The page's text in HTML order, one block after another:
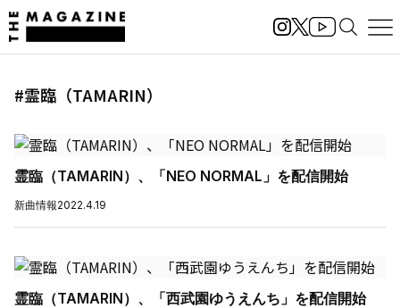
#霊臨（TAMARIN）
霊臨（TAMARIN）、「NEO NORMAL」を配信開始
新曲情報2022.4.19
霊臨（TAMARIN）、「西武園ゆうえんち」を配信開始